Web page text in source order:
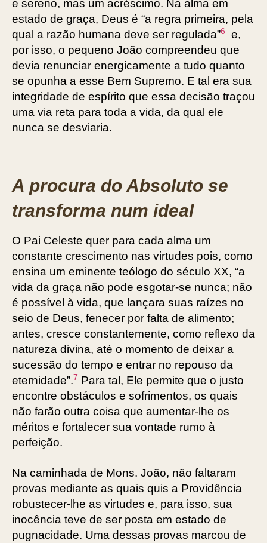
e sereno, mas um acréscimo. Na alma em
estado de graça, Deus é “a regra primeira, pela
qual a razão humana deve ser regulada”6
e,
por isso, o pequeno João compreendeu que
devia renunciar energicamente a tudo quanto
se opunha a esse Bem Supremo. E tal era sua
integridade de espírito que essa decisão traçou
uma via reta para toda a vida, da qual ele
nunca se desviaria.
A procura do Absoluto se
transforma num ideal
O Pai Celeste quer para cada alma um
constante crescimento nas virtudes pois, como
ensina um eminente teólogo do século XX, “a
vida da graça não pode esgotar-se nunca; não
é possível à vida, que lançara suas raízes no
seio de Deus, fenecer por falta de alimento;
antes, cresce constantemente, como reflexo da
natureza divina, até o momento de deixar a
sucessão do tempo e entrar no repouso da
eternidade”.7 Para tal, Ele permite que o justo
encontre obstáculos e sofrimentos, os quais
não farão outra coisa que aumentar-lhe os
méritos e fortalecer sua vontade rumo à
perfeição.
Na caminhada de Mons. João, não faltaram
provas mediante as quais quis a Providência
robustecer-lhe as virtudes e, para isso, sua
inocência teve de ser posta em estado de
pugnacidade. Uma dessas provas marcou de